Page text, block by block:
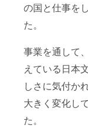
の国と仕事を
た。
事業を通して
えている日本
しさに気付か
大きく変化し
た。